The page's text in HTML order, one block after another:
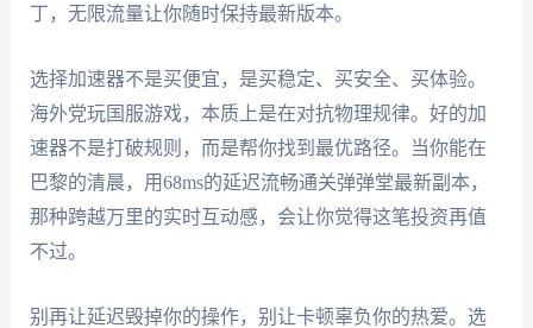
丁，无限流量让你随时保持最新版本。
选择加速器不是买便宜，是买稳定、买安全、买体验。
海外党玩国服游戏，本质上是在对抗物理规律。好的加
速器不是打破规则，而是帮你找到最优路径。当你能在
巴黎的清晨，用68ms的延迟流畅通关弹弹堂最新副本，
那种跨越万里的实时互动感，会让你觉得这笔投资再值
不过。
别再让延迟毁掉你的操作，别让卡顿辜负你的热爱。选